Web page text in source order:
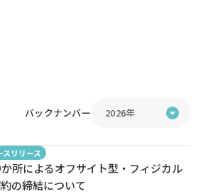
バックナンバー 2026年
スリリース
所によるオフサイト型・フィジカル
の締結について